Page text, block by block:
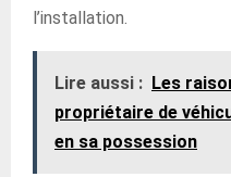
l’installation.
Lire aussi : Les
propriétaire de
en sa possession